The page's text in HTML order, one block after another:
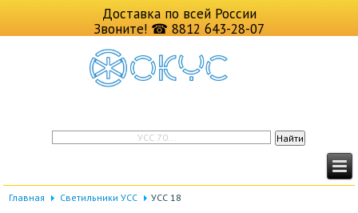
Доставка по всей России
Звоните! ☎ 8812 643-28-07
Главная Светильники УСС УСС 18